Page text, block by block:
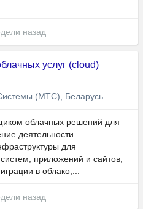
назад
услуг (cloud)
(МТС), Беларусь
облачных решений для
деятельности –
для
приложений и сайтов;
в облако,...
назад